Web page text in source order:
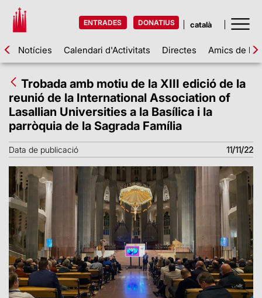
ENTRADES DONATIUS
Notícies Calendari d'Activitats Directes Amics de la
Trobada amb motiu de la XIII edició de la
reunió de la International Association of
Lasallian Universities a la Basílica i la
parròquia de la Sagrada Família
Data de publicació 11/11/22